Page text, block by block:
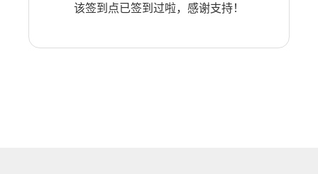
该签到点已签到过啦，感谢支持！